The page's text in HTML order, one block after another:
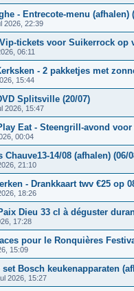
- Entrecote-menu (afhalen)
2026, 22:39
tickets voor Suikerrock op
06:11
- 2 pakketjes met
15:44
Splitsville (20/07)
2026, 15:47
Eat - Steengrill-avond
00:04
14/08 (afhalen) (06/
21:10
- Drankkaart twv €25 op
18:26
Dieu 33 cl à déguster
17:28
pour le Ronquières
15:09
Bosch keukenapparaten
2026, 15:27